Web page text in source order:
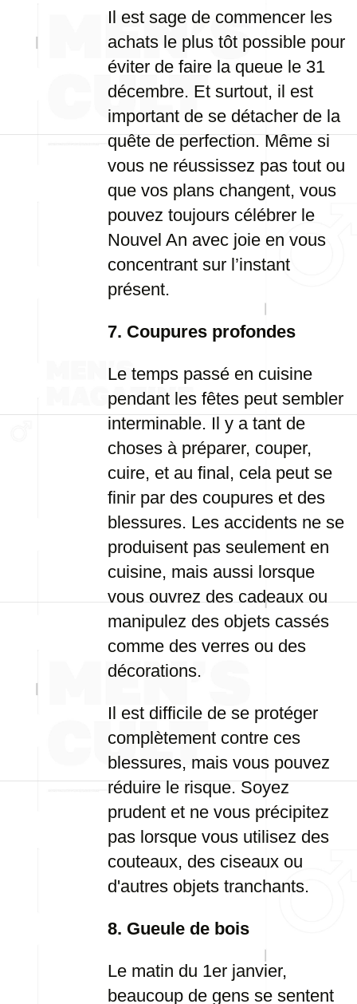
Il est sage de commencer les
achats le plus tôt possible pour
éviter de faire la queue le 31
décembre. Et surtout, il est
important de se détacher de la
quête de perfection. Même si
vous ne réussissez pas tout ou
que vos plans changent, vous
pouvez toujours célébrer le
Nouvel An avec joie en vous
concentrant sur l’instant
présent.
7. Coupures profondes
Le temps passé en cuisine
pendant les fêtes peut sembler
interminable. Il y a tant de
choses à préparer, couper,
cuire, et au final, cela peut se
finir par des coupures et des
blessures. Les accidents ne se
produisent pas seulement en
cuisine, mais aussi lorsque
vous ouvrez des cadeaux ou
manipulez des objets cassés
comme des verres ou des
décorations.
Il est difficile de se protéger
complètement contre ces
blessures, mais vous pouvez
réduire le risque. Soyez
prudent et ne vous précipitez
pas lorsque vous utilisez des
couteaux, des ciseaux ou
d'autres objets tranchants.
8. Gueule de bois
Le matin du 1er janvier,
beaucoup de gens se sentent